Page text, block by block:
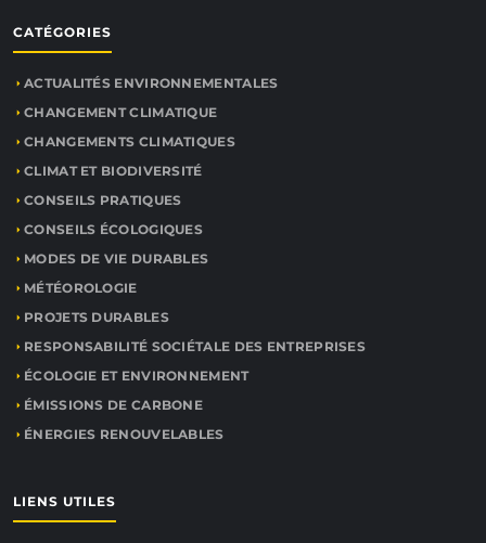
CATÉGORIES
ACTUALITÉS ENVIRONNEMENTALES
CHANGEMENT CLIMATIQUE
CHANGEMENTS CLIMATIQUES
CLIMAT ET BIODIVERSITÉ
CONSEILS PRATIQUES
CONSEILS ÉCOLOGIQUES
MODES DE VIE DURABLES
MÉTÉOROLOGIE
PROJETS DURABLES
RESPONSABILITÉ SOCIÉTALE DES ENTREPRISES
ÉCOLOGIE ET ENVIRONNEMENT
ÉMISSIONS DE CARBONE
ÉNERGIES RENOUVELABLES
LIENS UTILES